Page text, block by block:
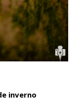
inverno